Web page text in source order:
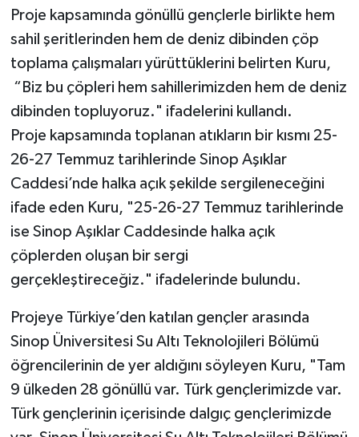
Proje kapsamında gönüllü gençlerle birlikte hem
sahil şeritlerinden hem de deniz dibinden çöp
toplama çalışmaları yürüttüklerini belirten Kuru,
“Biz bu çöpleri hem sahillerimizden hem de deniz
dibinden topluyoruz." ifadelerini kullandı.
Proje kapsamında toplanan atıkların bir kısmı 25-
26-27 Temmuz tarihlerinde Sinop Aşıklar
Caddesi’nde halka açık şekilde sergileneceğini
ifade eden Kuru, "25-26-27 Temmuz tarihlerinde
ise Sinop Aşıklar Caddesinde halka açık
çöplerden oluşan bir sergi
gerçekleştireceğiz." ifadelerinde bulundu.
Projeye Türkiye’den katılan gençler arasında
Sinop Üniversitesi Su Altı Teknolojileri Bölümü
öğrencilerinin de yer aldığını söyleyen Kuru, "Tam
9 ülkeden 28 gönüllü var. Türk gençlerimizde var.
Türk gençlerinin içerisinde dalgıç gençlerimizde